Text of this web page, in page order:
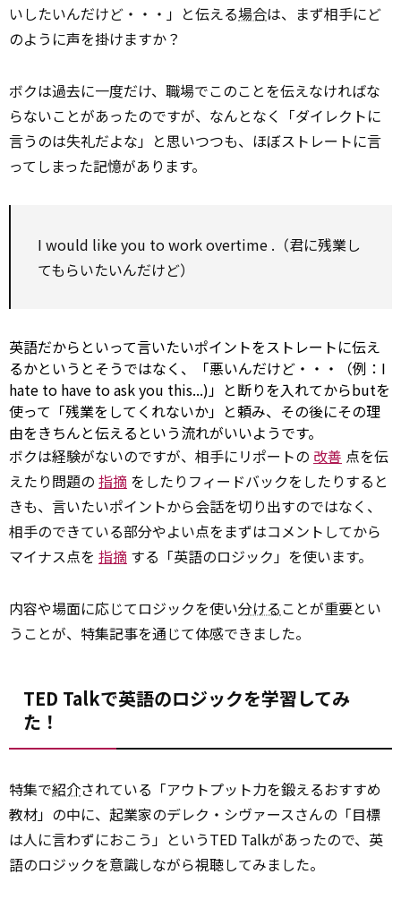
いしたいんだけど・・・」と伝える場合は、まず相手にど
のように声を掛けますか？
ボクは過去に一度だけ、職場でこのことを伝えなければな
らないことがあったのですが、なんとなく「ダイレクトに
言うのは失礼だよな」と思いつつも、ほぼストレートに言
ってしまった記憶があります。
I would like you toworkovertime .（君に残業し
てもらいたいんだけど）
英語だからといって言いたいポイントをストレートに伝え
るかというとそうではなく、「悪いんだけど・・・（例：I
hate to have toaskyou this...)」と断りを入れてからbutを
使って「残業をしてくれないか」と頼み、その後にその理
由をきちんと伝えるという流れがいいようです。
ボクは経験がないのですが、相手にリポートの 改善 点を伝
えたり問題の 指摘 をしたりフィードバックをしたりすると
きも、言いたいポイントから会話を切り出すのではなく、
相手のできている部分やよい点をまずはコメントしてから
マイナス点を 指摘 する「英語のロジック」を使います。
内容や場面に応じてロジックを使い分けることが重要とい
うことが、特集記事を通じて体感できました。
TED Talkで英語のロジックを学習してみ
た！
特集で紹介されている「アウトプット力を鍛えるおすすめ
教材」の中に、起業家のデレク・シヴァースさんの「目標
は人に言わずにおこう」というTED Talkがあったので、英
語のロジックを意識しながら視聴してみました。